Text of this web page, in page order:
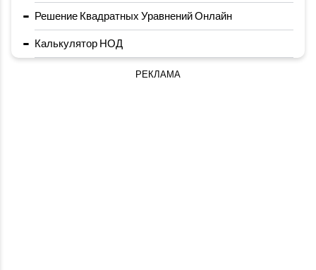
- Решение Квадратных Уравнений Онлайн
- Калькулятор НОД
РЕКЛАМА